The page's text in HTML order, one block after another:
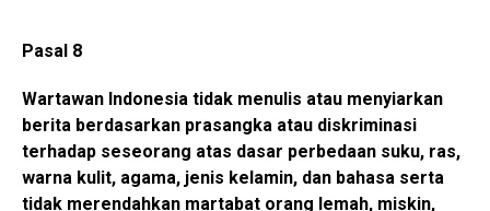
Pasal 8
Wartawan Indonesia tidak menulis atau menyiarkan
berita berdasarkan prasangka atau diskriminasi
terhadap seseorang atas dasar perbedaan suku, ras,
warna kulit, agama, jenis kelamin, dan bahasa serta
tidak merendahkan martabat orang lemah, miskin,